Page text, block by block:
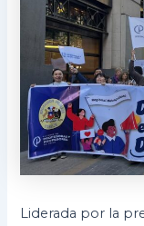
Liderada por la